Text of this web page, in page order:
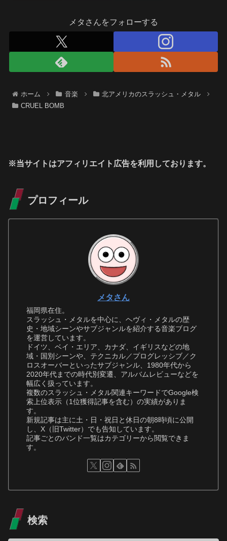
メタさんをフォローする
ホーム 音楽
北アメリカのスラッシュ・メタル
CRUEL BOMB
※当サイトはアフィリエイト広告を利用しております。
プロフィール
メタさん
福岡県在住。
スラッシュ・メタルを中心に、ヘヴィ・メタルの歴
史・地域シーンやサブジャンルを紹介する音楽ブログ
を運営しています。
ドイツ、ベイ・エリア、カナダ、イギリスなどの地
域・国別シーンや、テクニカル／プログレッシブ／ク
ロスオーバーといったサブジャンル、1980年代から
2020年代までの時代別変遷、アルバムレビューなどを
幅広く扱っています。
複数のスラッシュ・メタル関連キーワードでGoogle検
索上位表示（1位獲得記事を含む）の実績がありま
す。
新規記事は主に土・日・祝日と休日の朝8時頃に公開
し、X（旧Twitter）でも告知しています。
記事ごとのバンド一覧はカテゴリーから閲覧できま
す。
検索